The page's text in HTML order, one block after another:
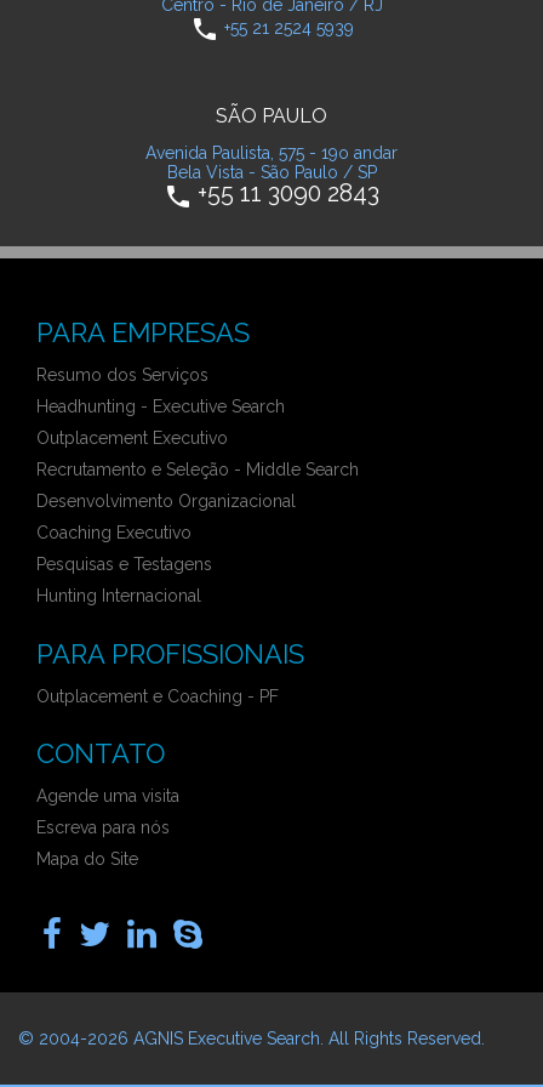
Centro - Rio de Janeiro / RJ
phone +55 21 2524 5939
SÃO PAULO
Avenida Paulista, 575 - 19o andar
Bela Vista - São Paulo / SP
phone +55 11 3090 2843
PARA EMPRESAS
Resumo dos Serviços
Headhunting - Executive Search
Outplacement Executivo
Recrutamento e Seleção - Middle Search
Desenvolvimento Organizacional
Coaching Executivo
Pesquisas e Testagens
Hunting Internacional
PARA PROFISSIONAIS
Outplacement e Coaching - PF
CONTATO
Agende uma visita
Escreva para nós
Mapa do Site
© 2004-2026 AGNIS Executive Search . All Rights Reserved.